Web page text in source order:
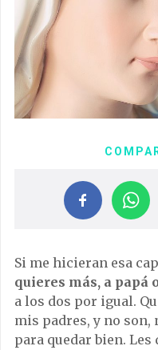
Si me hicieran esa
quieres más, a papá
a los dos por igual.
mis padres, y no son,
para quedar bien.